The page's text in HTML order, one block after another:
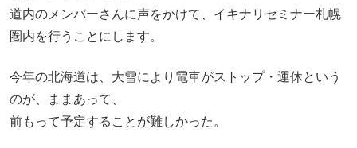
道内のメンバーさんに声をかけて、イキナリセミナー札幌
圏内を行うことにします。
今年の北海道は、大雪により電車がストップ・運休という
のが、ままあって、
前もって予定することが難しかった。